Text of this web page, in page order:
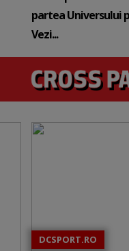
partea Universului
Vezi...
DCSPORT.RO